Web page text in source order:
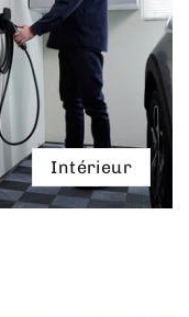
Intérieur